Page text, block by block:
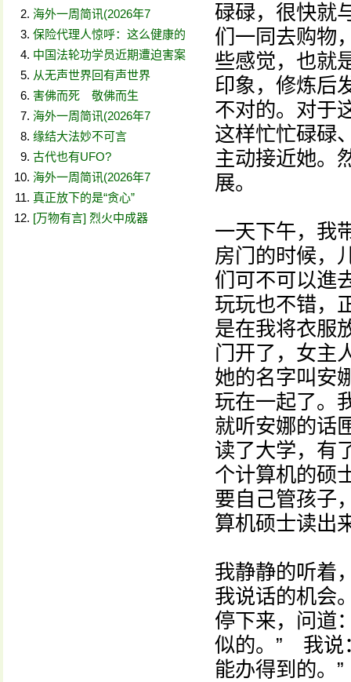
海外一周简讯(2026年7
保险代理人惊呼：这么健康的
中国法轮功学员近期遭迫害案
从无声世界回有声世界
害佛而死 敬佛而生
海外一周简讯(2026年7
缘结大法妙不可言
古代也有UFO?
海外一周简讯(2026年7
真正放下的是“贪心”
[万物有言] 烈火中成器
碌碌，很快就
们一同去购物
些感觉，也就
印象，修炼后
不对的。对于
这样忙忙碌碌
主动接近她。
展。
一天下午，我
房门的时候，
们可不可以進
玩玩也不错，
是在我将衣服
门开了，女主
她的名字叫安
玩在一起了。
就听安娜的话
读了大学，有
个计算机的硕
要自己管孩子
算机硕士读出
我静静的听着
我说话的机会
停下来，问道
似的。” 我说
能办得到的。”